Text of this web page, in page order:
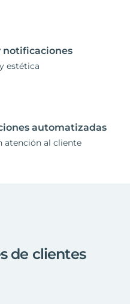
notificaciones
estética
automatizadas
atención al cliente
de clientes